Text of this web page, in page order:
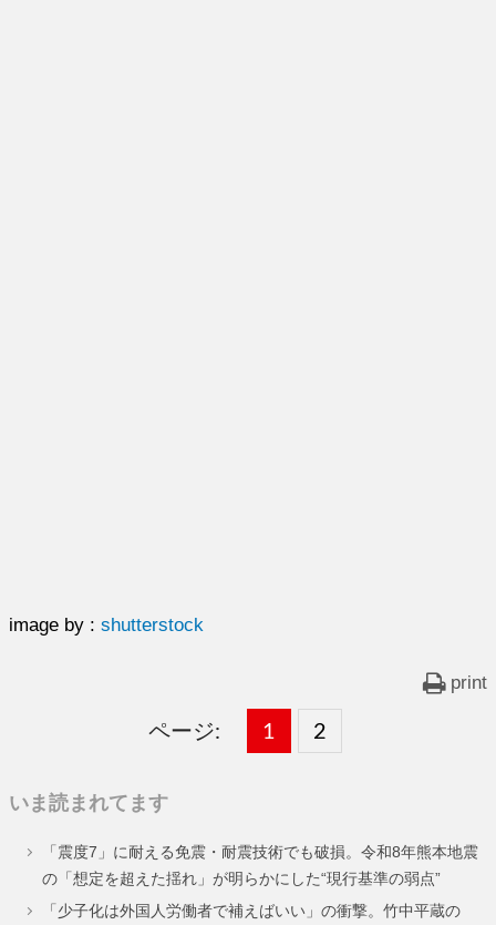
image by :shutterstock
print
ページ:
固
ー
ジ
1 ,
固
ー
ジ
2
いま読まれてます
「震度7」に耐える免震・耐震技術でも破損。令和8年熊本地震
の「想定を超えた揺れ」が明らかにした“現行基準の弱点”
「少子化は外国人労働者で補えばいい」の衝撃。竹中平蔵の